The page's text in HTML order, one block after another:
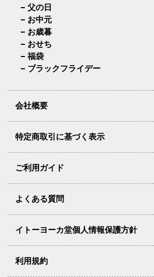
父の日
お中元
お歳暮
おせち
福袋
ブラックフライデー
会社概要
特定商取引に基づく表示
ご利用ガイド
よくある質問
イトーヨーカ堂個人情報保護方針
利用規約